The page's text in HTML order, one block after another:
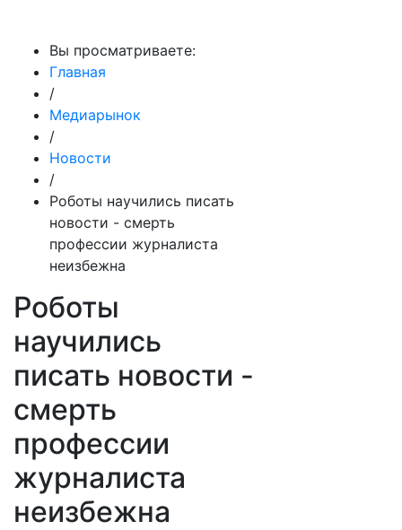
Вы просматриваете:
Главная
/
Медиарынок
/
Новости
/
Роботы научились писать
новости - смерть
профессии журналиста
неизбежна
Роботы
научились
писать новости -
смерть
профессии
журналиста
неизбежна